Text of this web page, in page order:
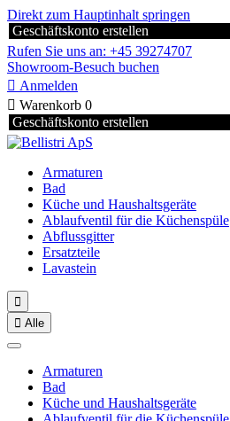
Direkt zum Hauptinhalt springen
Geschäftskonto erstellen
Rufen Sie uns an: +45 39274707
Showroom-Besuch buchen
 Anmelden
 Warenkorb 0
Geschäftskonto erstellen
Armaturen
Bad
Küche und Haushaltsgeräte
Ablaufventil für die Küchenspüle
Abflussgitter
Ersatzteile
Lavastein

 Alle
Armaturen
Bad
Küche und Haushaltsgeräte